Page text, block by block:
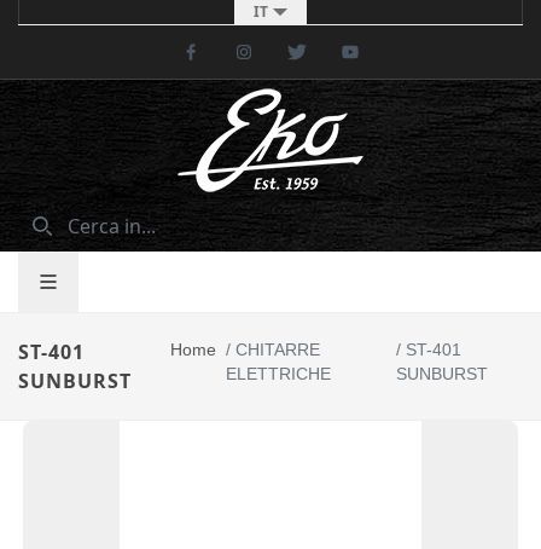
IT
FacebookInstagramTwitter
ST-401
SUNBURST
Home /CHITARRE
ELETTRICHE
/ST-401
SUNBURST